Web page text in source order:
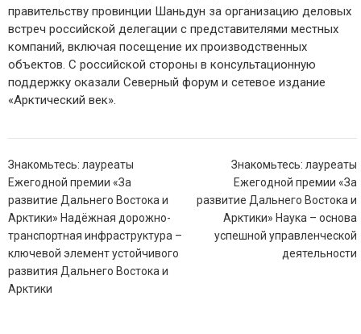
правительству провинции Шаньдун за организацию деловых
встреч российской делегации c представителями местных
компаний, включая посещение их производственных
объектов. С российской стороны в консультационную
поддержку оказали Северный форум и сетевое издание
«Арктический век».
Навигация
по
записям
Знакомьтесь: лауреаты
Ежегодной премии «За
развитие Дальнего Востока и
Арктики» Надёжная дорожно-
транспортная инфраструктура –
ключевой элемент устойчивого
развития Дальнего Востока и
Арктики
Знакомьтесь: лауреаты
Ежегодной премии «За
развитие Дальнего Востока и
Арктики» Наука – основа
успешной управленческой
деятельности